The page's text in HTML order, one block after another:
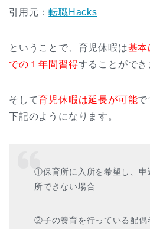
引用元：転職Hacks
ということで、育児休暇は基本
での１年間習得することができ
そして育児休暇は延長が可能で
下記のようになります。
①保育所に入所を希望し、申
所できない場合
②子の養育を行っている配偶